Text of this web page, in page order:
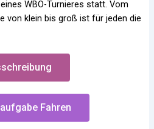
WBO-Turnieres statt. Vom
von klein bis groß ist für jeden die
Fahren